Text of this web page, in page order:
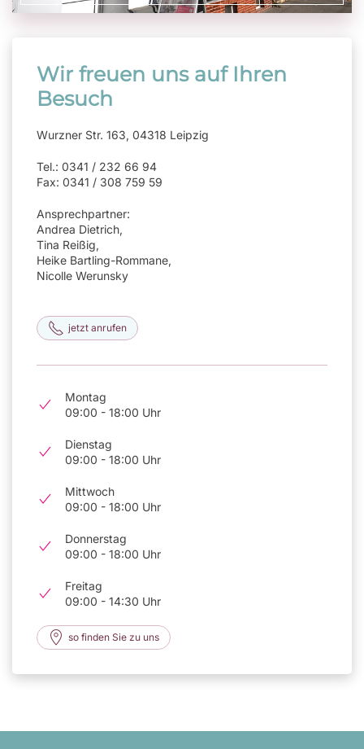
Wir freuen uns auf Ihren
Besuch
Wurzner Str. 163, 04318 Leipzig
Tel.: 0341 / 232 66 94
Fax: 0341 / 308 759 59
Ansprechpartner:
Andrea Dietrich,
Tina Reißig,
Heike Bartling-Rommane,
Nicolle Werunsky
jetzt anrufen
Montag
09:00 - 18:00 Uhr
Dienstag
09:00 - 18:00 Uhr
Mittwoch
09:00 - 18:00 Uhr
Donnerstag
09:00 - 18:00 Uhr
Freitag
09:00 - 14:30 Uhr
so finden Sie zu uns